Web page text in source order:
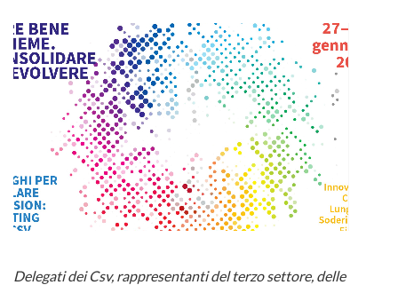
Delegati dei Csv, rappresentanti del terzo settore, delle